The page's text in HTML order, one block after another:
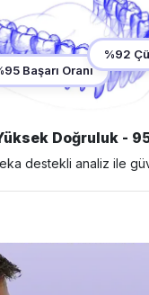
Başarı Oranı
%92
Doğruluk -
destekli analiz ile